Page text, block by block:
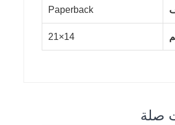
Paperback
14×21
صلة